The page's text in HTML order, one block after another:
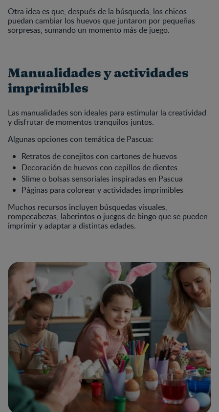
Otra idea es que, después de la búsqueda, los chicos
puedan cambiar los huevos que juntaron por pequeñas
sorpresas, sumando un momento más de juego.
Manualidades y actividades
imprimibles
Las manualidades son ideales para estimular la creatividad
y disfrutar de momentos tranquilos juntos.
Algunas opciones con temática de Pascua:
Retratos de conejitos con cartones de huevos
Decoración de huevos con cepillos de dientes
Slime o bolsas sensoriales inspiradas en Pascua
Páginas para colorear y actividades imprimibles
Muchos recursos incluyen búsquedas visuales,
rompecabezas, laberintos o juegos de bingo que se pueden
imprimir y adaptar a distintas edades.